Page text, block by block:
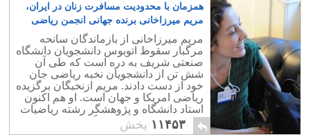
همزمان با محدودیت مسافرت زنان در ایران،
مریم میرزاخانی برنده جهانی انجمن ریاضی
مریم میرزاخانی از بازماندگان سانحه
مرگبار سقوط اتوبوس دانشجویان دانشگاه
صنعتی شریف به دره است که طی آن
شش تن از دانشجویان نخبه ریاضی جان
خود از دست دادند. مریم ازنخبگان برگزیده
ریاضی امریکا و جهان است. او هم اکنون
استاد دانشگاه و پژوهشگر رشته ریاضیات
و پیش از این استاد دانشگاه پرینستون بوده
است.
۱۱۴۵۳ پخش